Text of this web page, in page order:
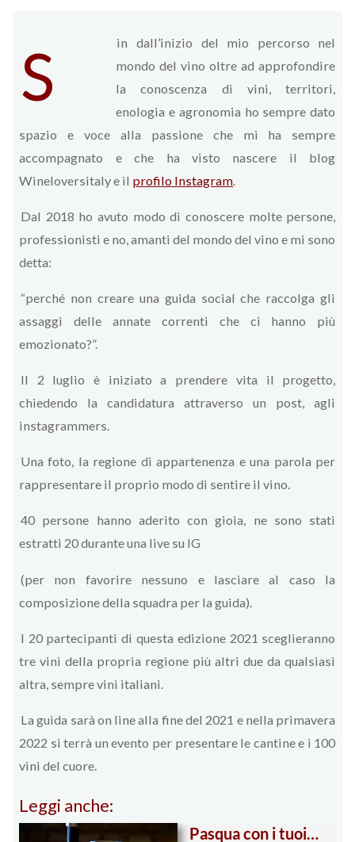
S
in dall’inizio del mio percorso nel
mondo del vino oltre ad approfondire
la conoscenza di vini, territori,
enologia e agronomia ho sempre dato
spazio e voce alla passione che mi ha sempre
accompagnato e che ha visto nascere il blog
Wineloversitaly e il profilo Instagram.
Dal 2018 ho avuto modo di conoscere molte persone,
professionisti e no, amanti del mondo del vino e mi sono
detta:
“perché non creare una guida social che raccolga gli
assaggi delle annate correnti che ci hanno più
emozionato?”.
Il 2 luglio è iniziato a prendere vita il progetto,
chiedendo la candidatura attraverso un post, agli
instagrammers.
Una foto, la regione di appartenenza e una parola per
rappresentare il proprio modo di sentire il vino.
40 persone hanno aderito con gioia, ne sono stati
estratti 20 durante una live su IG
(per non favorire nessuno e lasciare al caso la
composizione della squadra per la guida).
I 20 partecipanti di questa edizione 2021 sceglieranno
tre vini della propria regione più altri due da qualsiasi
altra, sempre vini italiani.
La guida sarà on line alla fine del 2021 e nella primavera
2022 si terrà un evento per presentare le cantine e i 100
vini del cuore.
Leggi anche:
Pasqua con i tuoi…